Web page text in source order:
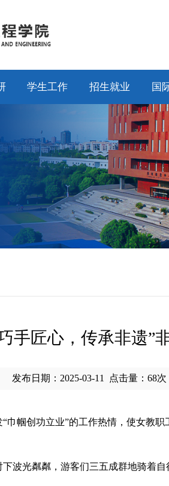
学生工作
学工动态
学科竞赛
招生就业
招生工作
就业工作
校友工作
国
通
交
合
手匠心，传承非遗”
发布日期：2025-03-11 点击量： 68次
“巾帼创功立业”的工作热情，使女教
波光粼粼，游客们三五成群地骑着自